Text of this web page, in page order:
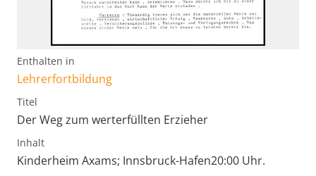
Enthalten in
Lehrerfortbildung
Titel
Der Weg zum werterfüllten Erzieher
Inhalt
Kinderheim Axams; Innsbruck-Hafen20:00 Uhr.